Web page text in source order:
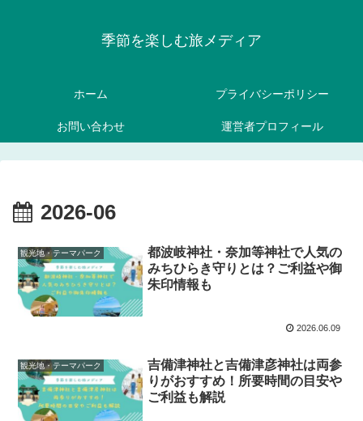
季節を楽しむ旅メディア
ホーム プライバシーポリシー
お問い合わせ 運営者プロフィール
2026-06
観光地・テーマパーク
都波岐神社・奈加等神社で人気の
みちひらき守りとは？ご利益や御
朱印情報も
2026.06.09
観光地・テーマパーク
吉備津神社と吉備津彦神社は両参
りがおすすめ！所要時間の目安や
ご利益も解説